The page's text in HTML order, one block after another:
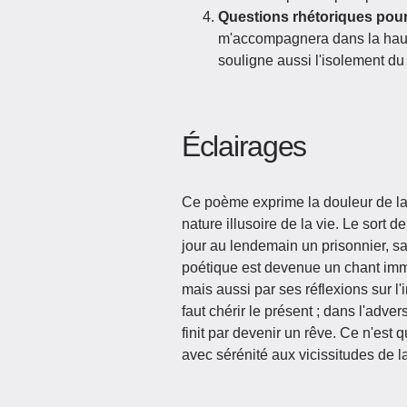
Questions rhétoriques
m'accompagnera dans la
souligne aussi l'isolement du
Éclairages
Ce poème exprime la douleur de
nature illusoire de la vie. Le sort
jour au lendemain un prisonnier,
poétique est devenue un chant
mais aussi par ses réflexions sur
faut chérir le présent ; dans
finit par devenir un rêve. Ce n'est
avec sérénité aux vicissitudes de